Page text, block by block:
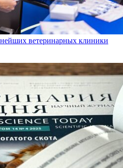
ветеринарных клиники